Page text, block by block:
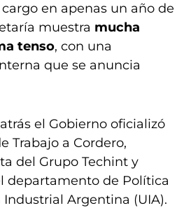
en apenas un año de
muestra mucha
tenso, con una
que se anuncia
el Gobierno oficializó
Trabajo a Cordero,
del Grupo Techint y
departamento de Política
Industrial Argentina (UIA).